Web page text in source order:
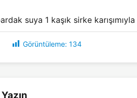
suya 1 kaşık sirke
Görüntüleme: 134